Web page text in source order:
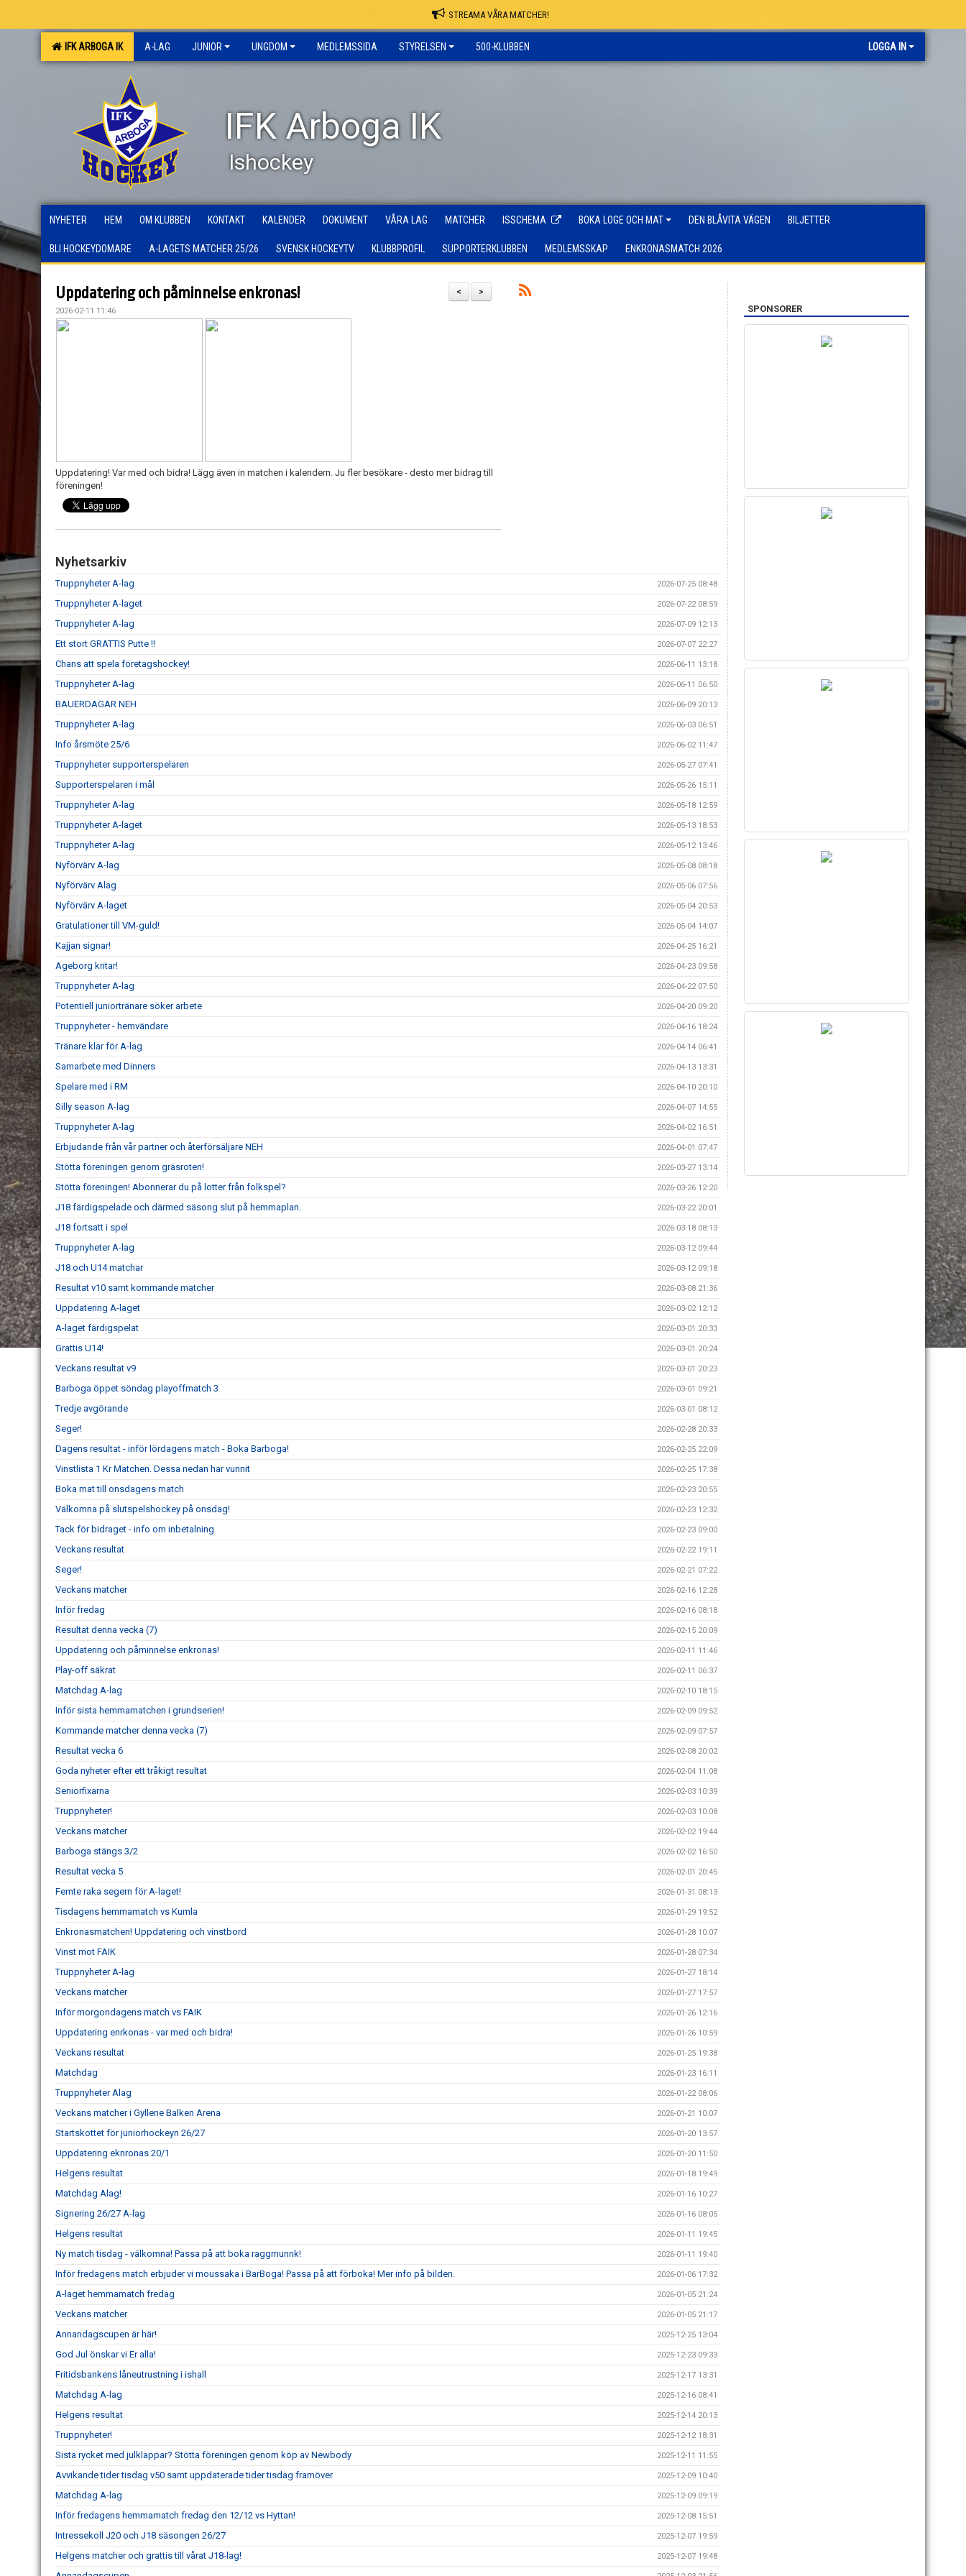
STREAMA VÅRA MATCHER!
IFK ARBOGA IK A-LAG JUNIOR UNGDOM MEDLEMSSIDA STYRELSEN 500-KLUBBEN LOGGA IN
IFK Arboga IK
Ishockey
NYHETER HEM OM KLUBBEN KONTAKT KALENDER DOKUMENT VÅRA LAG MATCHER ISSCHEMA BOKA LOGE OCH MAT DEN BLÅVITA VÄGEN BILJETTER
BLI HOCKEYDOMARE A-LAGETS MATCHER 25/26 SVENSK HOCKEYTV KLUBBPROFIL SUPPORTERKLUBBEN MEDLEMSSKAP ENKRONASMATCH 2026
>
<
Uppdatering och påminnelse enkronas!
2026-02-11 11:46
Uppdatering! Var med och bidra! Lägg även in matchen i kalendern. Ju fler besökare - desto mer bidrag till
föreningen!
Nyhetsarkiv
Truppnyheter A-lag 2026-07-25 08:48
Truppnyheter A-laget 2026-07-22 08:59
Truppnyheter A-lag 2026-07-09 12:13
Ett stort GRATTIS Putte !! 2026-07-07 22:27
Chans att spela företagshockey! 2026-06-11 13:18
Truppnyheter A-lag 2026-06-11 06:50
BAUERDAGAR NEH 2026-06-09 20:13
Truppnyheter A-lag 2026-06-03 06:51
Info årsmöte 25/6 2026-06-02 11:47
Truppnyheter supporterspelaren 2026-05-27 07:41
Supporterspelaren i mål 2026-05-26 15:11
Truppnyheter A-lag 2026-05-18 12:59
Truppnyheter A-laget 2026-05-13 18:53
Truppnyheter A-lag 2026-05-12 13:46
Nyförvärv A-lag 2026-05-08 08:18
Nyförvärv Alag 2026-05-06 07:56
Nyförvärv A-laget 2026-05-04 20:53
Gratulationer till VM-guld! 2026-05-04 14:07
Kajjan signar! 2026-04-25 16:21
Ageborg kritar! 2026-04-23 09:58
Truppnyheter A-lag 2026-04-22 07:50
Potentiell juniortränare söker arbete 2026-04-20 09:20
Truppnyheter - hemvändare 2026-04-16 18:24
Tränare klar för A-lag 2026-04-14 06:41
Samarbete med Dinners 2026-04-13 13:31
Spelare med i RM 2026-04-10 20:10
Silly season A-lag 2026-04-07 14:55
Truppnyheter A-lag 2026-04-02 16:51
Erbjudande från vår partner och återförsäljare NEH 2026-04-01 07:47
Stötta föreningen genom gräsroten! 2026-03-27 13:14
Stötta föreningen! Abonnerar du på lotter från folkspel? 2026-03-26 12:20
J18 färdigspelade och därmed säsong slut på hemmaplan. 2026-03-22 20:01
J18 fortsatt i spel 2026-03-18 08:13
Truppnyheter A-lag 2026-03-12 09:44
J18 och U14 matchar 2026-03-12 09:18
Resultat v10 samt kommande matcher 2026-03-08 21:36
Uppdatering A-laget 2026-03-02 12:12
A-laget färdigspelat 2026-03-01 20:33
Grattis U14! 2026-03-01 20:24
Veckans resultat v9 2026-03-01 20:23
Barboga öppet söndag playoffmatch 3 2026-03-01 09:21
Tredje avgörande 2026-03-01 08:12
Seger! 2026-02-28 20:33
Dagens resultat - inför lördagens match - Boka Barboga! 2026-02-25 22:09
Vinstlista 1 Kr Matchen. Dessa nedan har vunnit 2026-02-25 17:38
Boka mat till onsdagens match 2026-02-23 20:55
Välkomna på slutspelshockey på onsdag! 2026-02-23 12:32
Tack för bidraget - info om inbetalning 2026-02-23 09:00
Veckans resultat 2026-02-22 19:11
Seger! 2026-02-21 07:22
Veckans matcher 2026-02-16 12:28
Inför fredag 2026-02-16 08:18
Resultat denna vecka (7) 2026-02-15 20:09
Uppdatering och påminnelse enkronas! 2026-02-11 11:46
Play-off säkrat 2026-02-11 06:37
Matchdag A-lag 2026-02-10 18:15
Inför sista hemmamatchen i grundserien! 2026-02-09 09:52
Kommande matcher denna vecka (7) 2026-02-09 07:57
Resultat vecka 6 2026-02-08 20:02
Goda nyheter efter ett tråkigt resultat 2026-02-04 11:08
Seniorfixarna 2026-02-03 10:39
Truppnyheter! 2026-02-03 10:08
Veckans matcher 2026-02-02 19:44
Barboga stängs 3/2 2026-02-02 16:50
Resultat vecka 5 2026-02-01 20:45
Femte raka segern för A-laget! 2026-01-31 08:13
Tisdagens hemmamatch vs Kumla 2026-01-29 19:52
Enkronasmatchen! Uppdatering och vinstbord 2026-01-28 10:07
Vinst mot FAIK 2026-01-28 07:34
Truppnyheter A-lag 2026-01-27 18:14
Veckans matcher 2026-01-27 17:57
Inför morgondagens match vs FAIK 2026-01-26 12:16
Uppdatering enrkonas - var med och bidra! 2026-01-26 10:59
Veckans resultat 2026-01-25 19:38
Matchdag 2026-01-23 16:11
Truppnyheter Alag 2026-01-22 08:06
Veckans matcher i Gyllene Balken Arena 2026-01-21 10:07
Startskottet för juniorhockeyn 26/27 2026-01-20 13:57
Uppdatering eknronas 20/1 2026-01-20 11:50
Helgens resultat 2026-01-18 19:49
Matchdag Alag! 2026-01-16 10:27
Signering 26/27 A-lag 2026-01-16 08:05
Helgens resultat 2026-01-11 19:45
Ny match tisdag - välkomna! Passa på att boka raggmunnk! 2026-01-11 19:40
Inför fredagens match erbjuder vi moussaka i BarBoga! Passa på att förboka! Mer info på bilden. 2026-01-06 17:32
A-laget hemmamatch fredag 2026-01-05 21:24
Veckans matcher 2026-01-05 21:17
Annandagscupen är här! 2025-12-25 13:04
God Jul önskar vi Er alla! 2025-12-23 09:33
Fritidsbankens låneutrustning i ishall 2025-12-17 13:31
Matchdag A-lag 2025-12-16 08:41
Helgens resultat 2025-12-14 20:13
Truppnyheter! 2025-12-12 18:31
Sista rycket med julklappar? Stötta föreningen genom köp av Newbody 2025-12-11 11:55
Avvikande tider tisdag v50 samt uppdaterade tider tisdag framöver 2025-12-09 10:40
Matchdag A-lag 2025-12-09 09:19
Inför fredagens hemmamatch fredag den 12/12 vs Hyttan! 2025-12-08 15:51
Intressekoll J20 och J18 säsongen 26/27 2025-12-07 19:59
Helgens matcher och grattis till vårat J18-lag! 2025-12-07 19:48
SPONSORER